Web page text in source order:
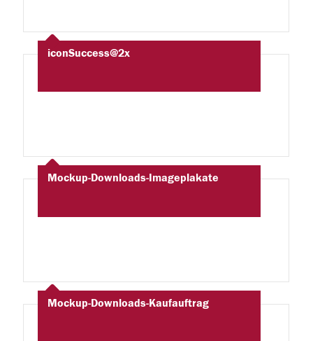
iconSuccess@2x
Mockup-Downloads-Imageplakate
Mockup-Downloads-Kaufauftrag